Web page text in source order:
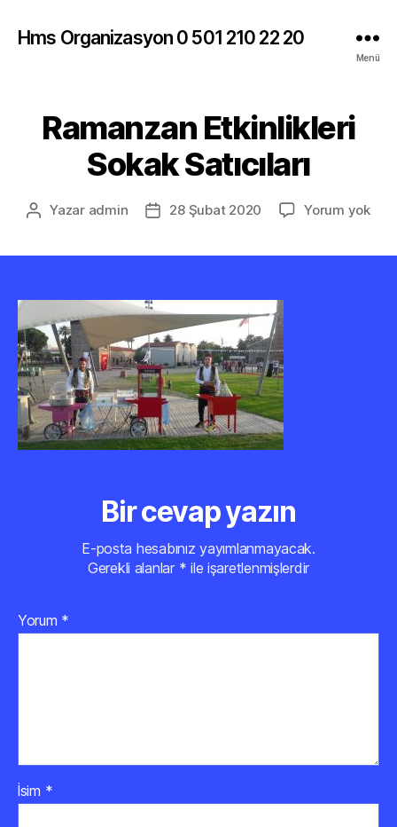
Hms Organizasyon 0 501 210 22 20
Menü
Ramanzan Etkinlikleri
Sokak Satıcıları
Yazının
Yazar admin
Yazı28 Şubat 2020 Yorum yok
Bir cevap yazın
E-posta hesabınız yayımlanmayacak.
Gerekli alanlar * ile işaretlenmişlerdir
Yorum *
İsim *